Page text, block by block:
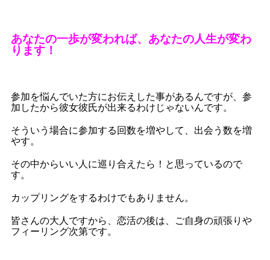
あなたの一歩が変われば、あなたの人生が変わ
ります！
参加を悩んでいた方にお伝えした事があるんですが、参
加したから彼女彼氏が出来るわけじゃないんです。
そういう場合に参加する回数を増やして、出会う数を増
やす。
その中からいい人に巡り合えたら！と思っているので
す。
カップリングをするわけでもありません。
皆さんの大人ですから、恋活の後は、ご自身の頑張りや
フィーリング次第です。